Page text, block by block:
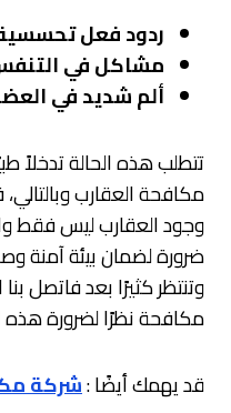
ردود فعل
مشاكل في
ألم شديد في
تتطلب هذه الحالة تدخلاً
مكافحة العقارب
وجود العقارب ليس فقط
ضرورة لضمان بيئة آمنة
وتنتظر كثيرًا بعد فاتصل
مكافحة نظرًا لضرورة هذه
قد يهمك أيضًا :شركة